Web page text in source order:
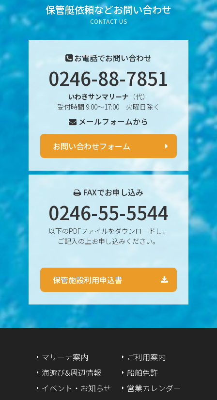
2025年6月
2025年5月
2025年3月
2025年1月
2024年12月
2024年9月
2024年8月
2024年6月
2024年5月
2024年4月
2024年2月
保管艇依頼などお問い合わせ
CONTACT US
お電話でお問い合わせ
0246-88-7851
いわきサンマリーナ （代）
受付時間 9:00〜17:00 火曜日除く
メールフォームから
お問い合わせフォーム
FAXでお申し込み
0246-55-5544
以下のPDFファイルをダウンロードし、
ご記入の上お申し込みください。
保管施設利用申込書
マリーナ案内
海遊び&周辺情報
イベント・お知らせ
ご利用案内
船舶免許
営業カレンダー